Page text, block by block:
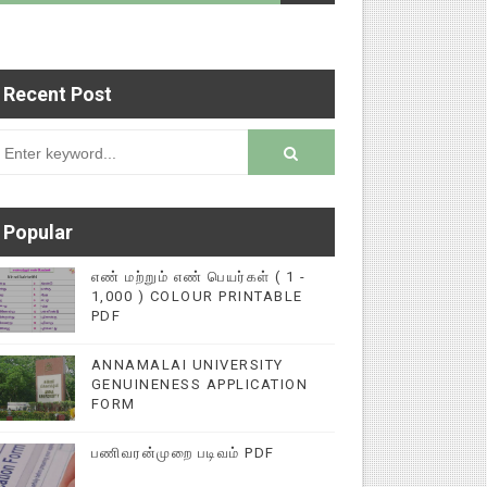
மின்னல் கல்விச் செய்தி இணையதளத்தில்
Recent Post
Popular
எண் மற்றும் எண் பெயர்கள் ( 1 -
1,000 ) COLOUR PRINTABLE
PDF
ANNAMALAI UNIVERSITY
GENUINENESS APPLICATION
FORM
பணிவரன்முறை படிவம் PDF